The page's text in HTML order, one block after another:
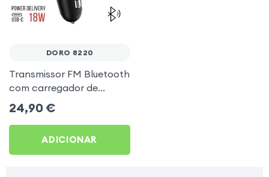
DORO 8220
Transmissor FM Bluetooth
com carregador de
isqueiro USB / USB-C, C2 -
Preto para Doro 8220
24,90 €
ADICIONAR